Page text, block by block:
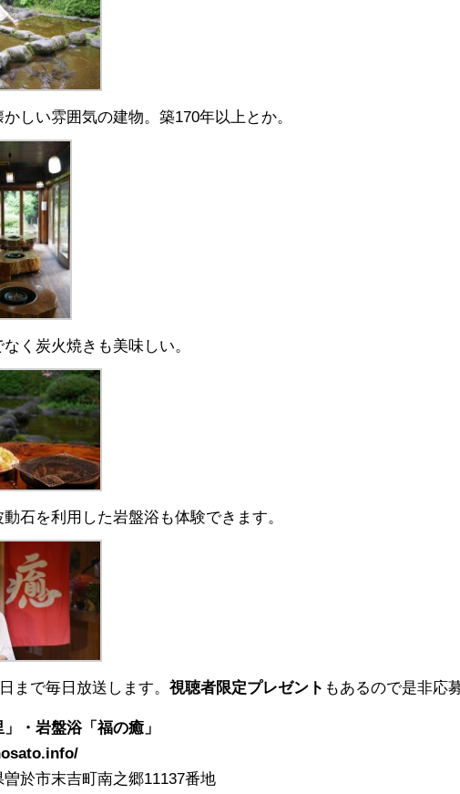
しい雰囲気の建物。築170年以上とか。
く炭火焼きも美味しい。
石を利用した岩盤浴も体験できます。
まで毎日放送します。視聴者限定プレゼント もあるので是非応
・岩盤浴「福の癒」
於市末吉町南之郷11137番地